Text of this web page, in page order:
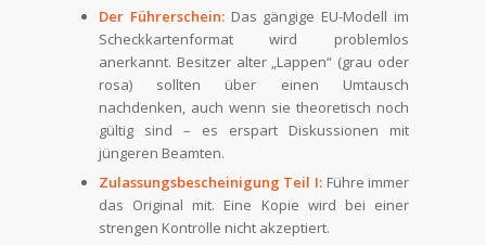
Der Führerschein:Das gängige EU-Modell im
Scheckkartenformat wird problemlos
anerkannt. Besitzer alter „Lappen“ (grau oder
rosa) sollten über einen Umtausch
nachdenken, auch wenn sie theoretisch noch
gültig sind – es erspart Diskussionen mit
jüngeren Beamten.
Zulassungsbescheinigung Teil I: Führe immer
das Original mit. Eine Kopie wird bei einer
strengen Kontrolle nicht akzeptiert.